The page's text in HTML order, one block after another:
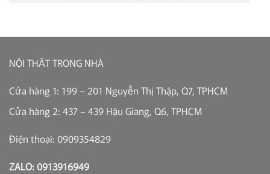
NỘI THẤT TRONG NHÀ
Cửa hàng 1: 199 – 201 Nguyễn Thị Thập, Q7, TPHCM
Cửa hàng 2: 437 – 439 Hậu Giang, Q6, TPHCM
Điện thoại: 0909354829
ZALO: 0913916949